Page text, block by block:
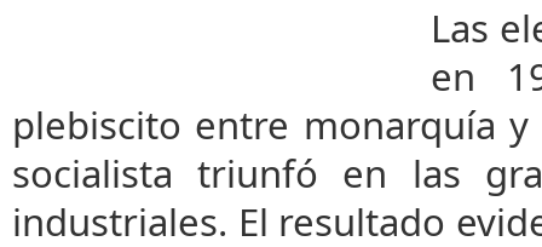
Las
en
plebiscito entre monarquía
socialista triunfó en las
industriales. El resultado